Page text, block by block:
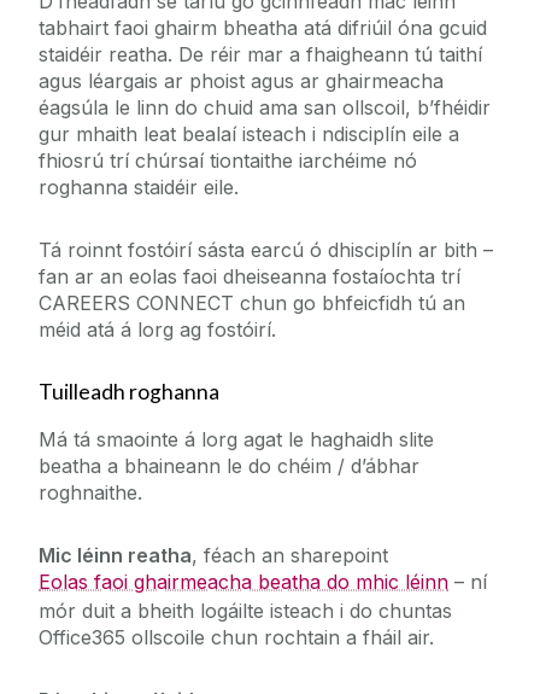
tabhairt faoi ghairm bheatha atá difriúil óna gcuid
staidéir reatha. De réir mar a fhaigheann tú taithí
agus léargais ar phoist agus ar ghairmeacha
éagsúla le linn do chuid ama san ollscoil, b’fhéidir
gur mhaith leat bealaí isteach i ndisciplín eile a
fhiosrú trí chúrsaí tiontaithe iarchéime nó
roghanna staidéir eile.
Tá roinnt fostóirí sásta earcú ó dhisciplín ar bith –
fan ar an eolas faoi dheiseanna fostaíochta trí
CAREERS CONNECT chun go bhfeicfidh tú an
méid atá á lorg ag fostóirí.
Tuilleadh roghanna
Má tá smaointe á lorg agat le haghaidh slite
beatha a bhaineann le do chéim / d’ábhar
roghnaithe.
Mic léinn reatha, féach an sharepoint
Eolas faoi ghairmeacha beatha do mhic léinn – ní
mór duit a bheith logáilte isteach i do chuntas
Office365 ollscoile chun rochtain a fháil air.